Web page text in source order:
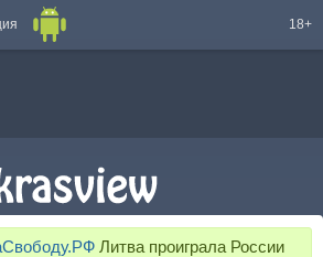
18+
Литва проиграла России